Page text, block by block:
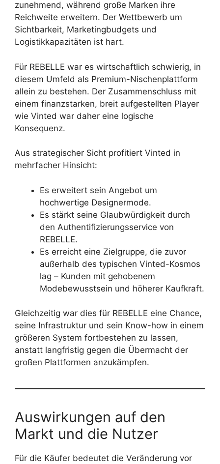
zunehmend, während große Marken ihre
Reichweite erweitern. Der Wettbewerb um
Sichtbarkeit, Marketingbudgets und
Logistikkapazitäten ist hart.
Für REBELLE war es wirtschaftlich schwierig, in
diesem Umfeld als Premium-Nischenplattform
allein zu bestehen. Der Zusammenschluss mit
einem finanzstarken, breit aufgestellten Player
wie Vinted war daher eine logische
Konsequenz.
Aus strategischer Sicht profitiert Vinted in
mehrfacher Hinsicht:
Es erweitert sein Angebot um
hochwertige Designermode.
Es stärkt seine Glaubwürdigkeit durch
den Authentifizierungsservice von
REBELLE.
Es erreicht eine Zielgruppe, die zuvor
außerhalb des typischen Vinted-Kosmos
lag – Kunden mit gehobenem
Modebewusstsein und höherer Kaufkraft.
Gleichzeitig war dies für REBELLE eine Chance,
seine Infrastruktur und sein Know-how in einem
größeren System fortbestehen zu lassen,
anstatt langfristig gegen die Übermacht der
großen Plattformen anzukämpfen.
Auswirkungen auf den
Markt und die Nutzer
Für die Käufer bedeutet die Veränderung vor